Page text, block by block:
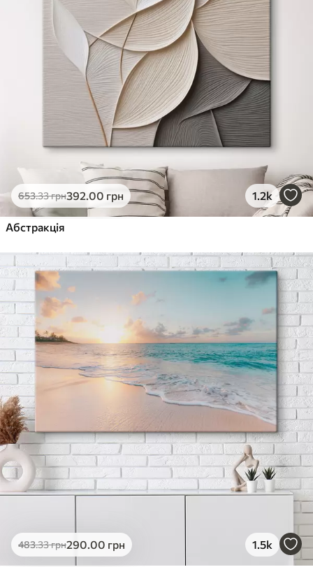
653.33грн392.00 грн 1.2k
Абстракція
483.33грн290.00 грн 1.5k